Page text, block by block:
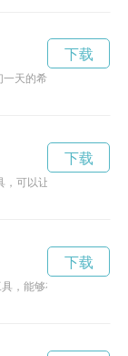
天的希望和动力，让人
下载
可以让你的网络流畅
下载
，能够有效提升网络
下载